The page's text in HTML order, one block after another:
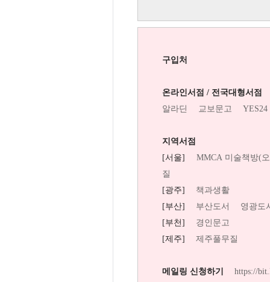
구입처
온라인서점 / 전국대형서점
알라딘
교보문고 YES24
지역서점
[서울] MMCA 미술책방(
질
[광주] 책과생활
[부산] 부산도서
영광도
[부천] 경인문고
[제주] 제주풀무질
메일링 신청하기 https://